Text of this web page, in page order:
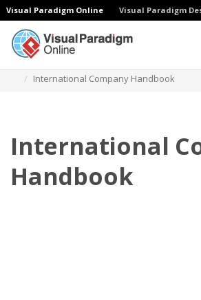
Visual Paradigm Online Visual Paradigm
International Company Handbook
International
Handbook